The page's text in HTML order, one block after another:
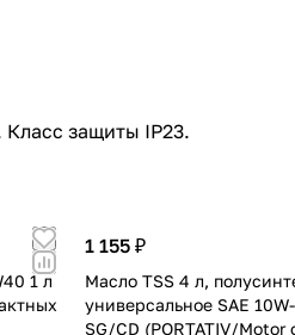
защиты IP23.
1 л
1 155 ₽
Масло TSS 4 л,
универсальное SAE
SG/CD (PORTATIV/